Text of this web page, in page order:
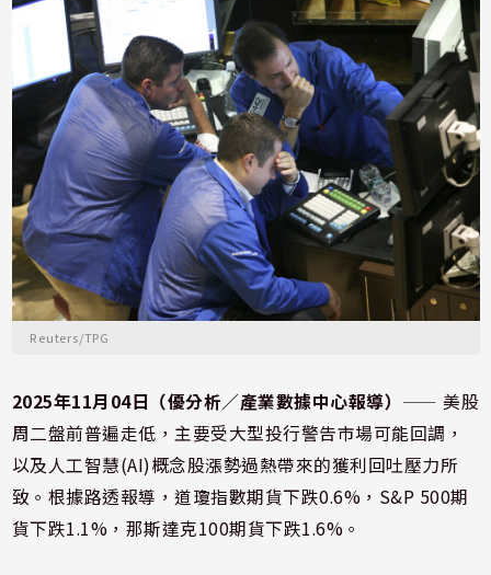
Reuters/TPG
2025年11月04日（優分析／產業數據中心報導） ⸺ 美股
周二盤前普遍走低，主要受大型投行警告市場可能回調，
以及人工智慧(AI)概念股漲勢過熱帶來的獲利回吐壓力所
致。根據路透報導，道瓊指數期貨下跌0.6%，S&P 500期
貨下跌1.1%，那斯達克100期貨下跌1.6%。